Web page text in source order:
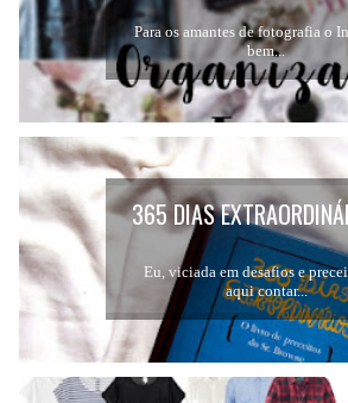
DO INSTAGRAM...
Para os amantes de fotografia o
bem...
365 DIAS
Eu, viciada em desafios e
aqui contar...